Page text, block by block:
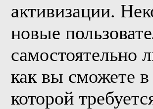
активизации.
новые
самостоятельно
как вы сможете
которой